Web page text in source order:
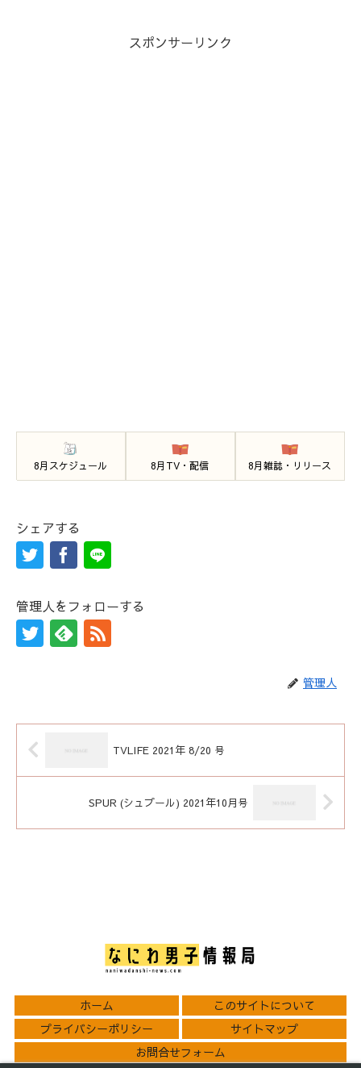
スポンサーリンク
8月スケジュール 8月TV・配信 8月雑誌・リリース
シェアする
管理人をフォローする
管理人
TVLIFE 2021年 8/20 号
SPUR (シュプール) 2021年10月号
ホーム
このサイトについて
プライバシーポリシー
サイトマップ
お問合せフォーム